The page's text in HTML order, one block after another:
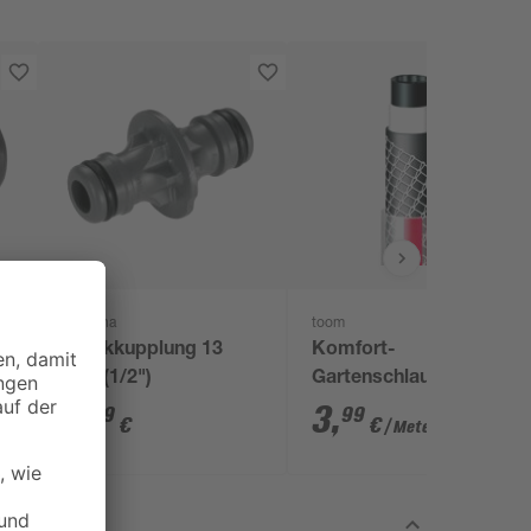
Gardena
Steckkupplung 13
mm (1/2")
29 €
toom
Komfort-
Gartenschlauch
phthalatfrei 3/4"
3,99 €/ Meter